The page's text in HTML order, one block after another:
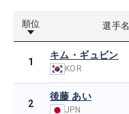
順位 選手名
1
キム・ギュビン
KOR
2
後藤 あい
JPN